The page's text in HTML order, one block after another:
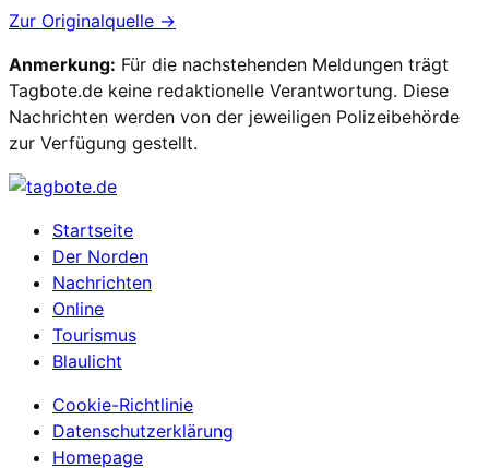
Zur Originalquelle →
Anmerkung: Für die nachstehenden Meldungen trägt
Tagbote.de keine redaktionelle Verantwortung. Diese
Nachrichten werden von der jeweiligen Polizeibehörde
zur Verfügung gestellt.
Startseite
Der Norden
Nachrichten
Online
Tourismus
Blaulicht
Cookie-Richtlinie
Datenschutzerklärung
Homepage